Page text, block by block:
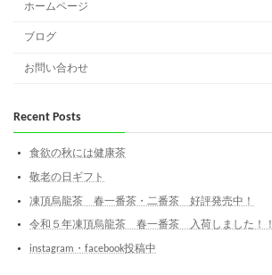
ホームページ
ブログ
お問い合わせ
Recent Posts
食欲の秋には健康茶
敬老の日ギフト
凍頂烏龍茶 春一番茶・二番茶 好評発売中！
令和５年凍頂烏龍茶 春一番茶 入荷しました！！
instagram・facebook投稿中